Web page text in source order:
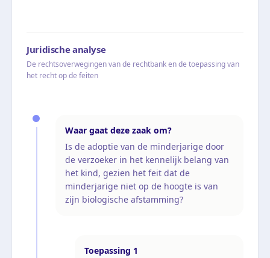
Juridische analyse
De rechtsoverwegingen van de rechtbank en de toepassing van
het recht op de feiten
Waar gaat deze zaak om?
Is de adoptie van de minderjarige door
de verzoeker in het kennelijk belang van
het kind, gezien het feit dat de
minderjarige niet op de hoogte is van
zijn biologische afstamming?
Toepassing 1